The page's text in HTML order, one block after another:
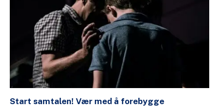
Start samtalen! Vær med å forebygge